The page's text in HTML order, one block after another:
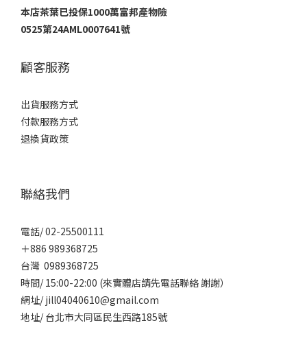
本店茶葉已投保1000萬富邦產物險
0525第24AML0007641號
顧客服務
出貨服務方式
付款服務方式
退換貨政策
聯絡我們
電話/ 02-25500111
＋886 989368725
台灣 0989368725
時間/ 15:00-22:00 (來實體店請先電話聯絡 謝謝）
網址/ jill04040610@gmail.com
地址/ 台北市大同區民生西路185號